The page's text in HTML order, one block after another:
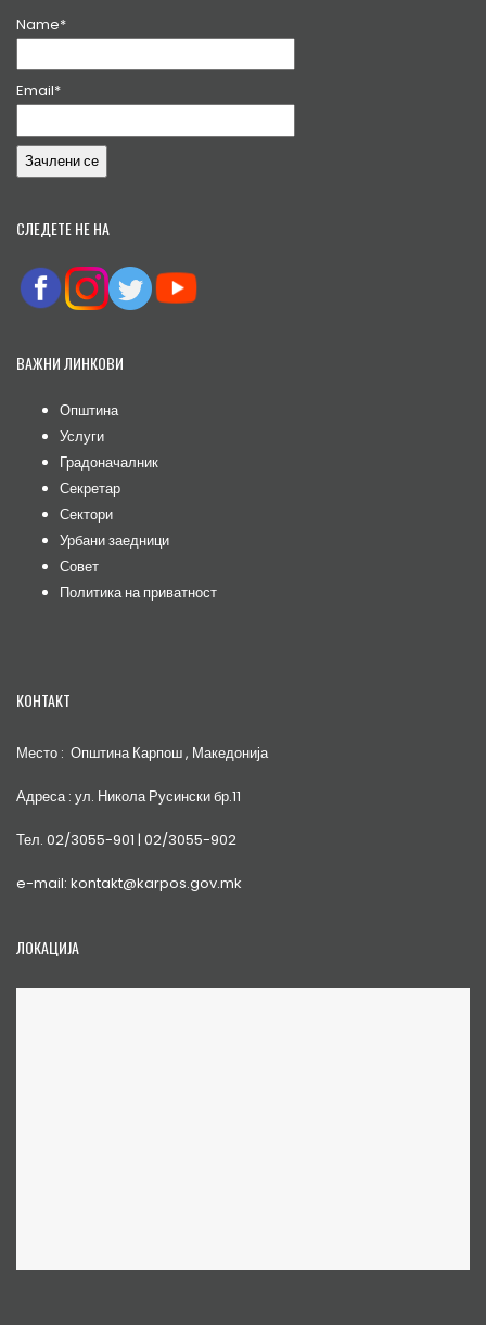
Name*
Email*
СЛЕДЕТЕ НЕ НА
ВАЖНИ ЛИНКОВИ
Општина
Услуги
Градоначалник
Секретар
Сектори
Урбани заедници
Совет
Политика на приватност
КОНТАКТ
Место : Општина Карпош , Македонија
Адреса : ул. Никола Русински бр.11
Тел. 02/3055-901 | 02/3055-902
e-mail: kontakt@karpos.gov.mk
ЛОКАЦИЈА